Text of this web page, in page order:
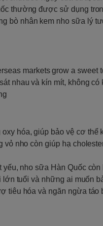
thường được sử dụng
bò nhân kem nho sữa lý
nhau và kín mít, không
hóa, giúp bảo vệ cơ
nho còn giúp hạ
nho sữa Hàn Quốc
tuổi và những ai muốn
tiêu hóa và ngăn ngừa táo